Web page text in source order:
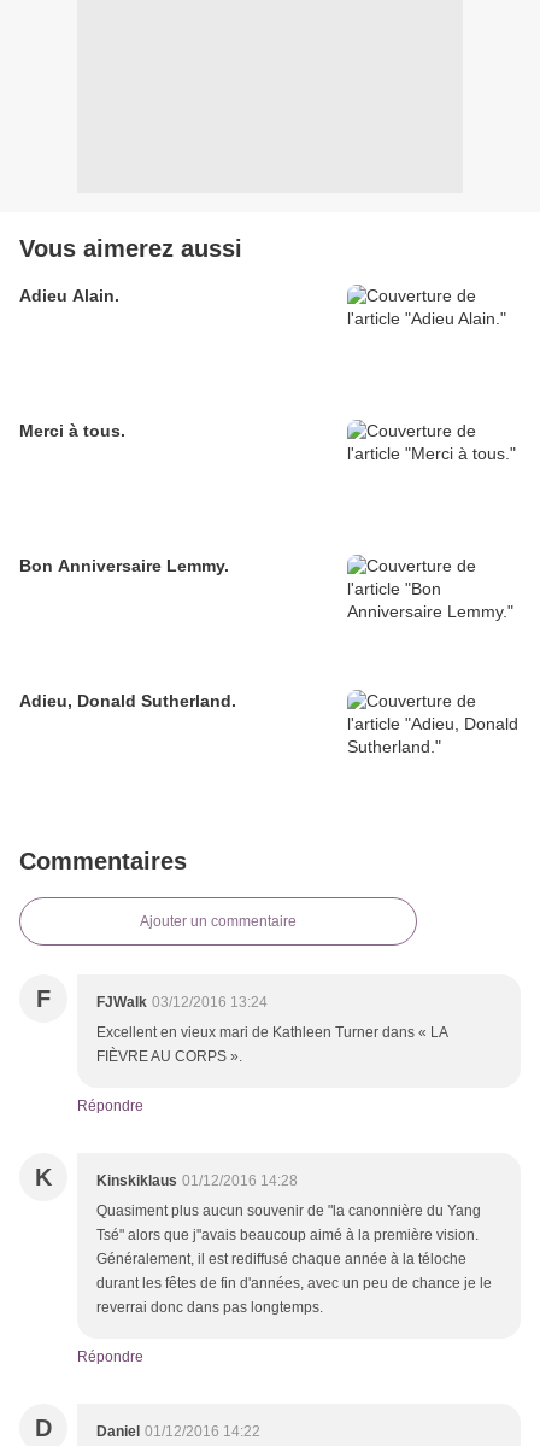
Vous aimerez aussi
Adieu Alain.
Merci à tous.
Bon Anniversaire Lemmy.
Adieu, Donald Sutherland.
Commentaires
Ajouter un commentaire
F FJWalk 03/12/2016 13:24
Excellent en vieux mari de Kathleen Turner dans « LA
FIÈVRE AU CORPS ».
Répondre
K Kinskiklaus 01/12/2016 14:28
Quasiment plus aucun souvenir de "la canonnière du Yang
Tsé" alors que j''avais beaucoup aimé à la première vision.
Généralement, il est rediffusé chaque année à la téloche
durant les fêtes de fin d'années, avec un peu de chance je le
reverrai donc dans pas longtemps.
Répondre
D Daniel 01/12/2016 14:22